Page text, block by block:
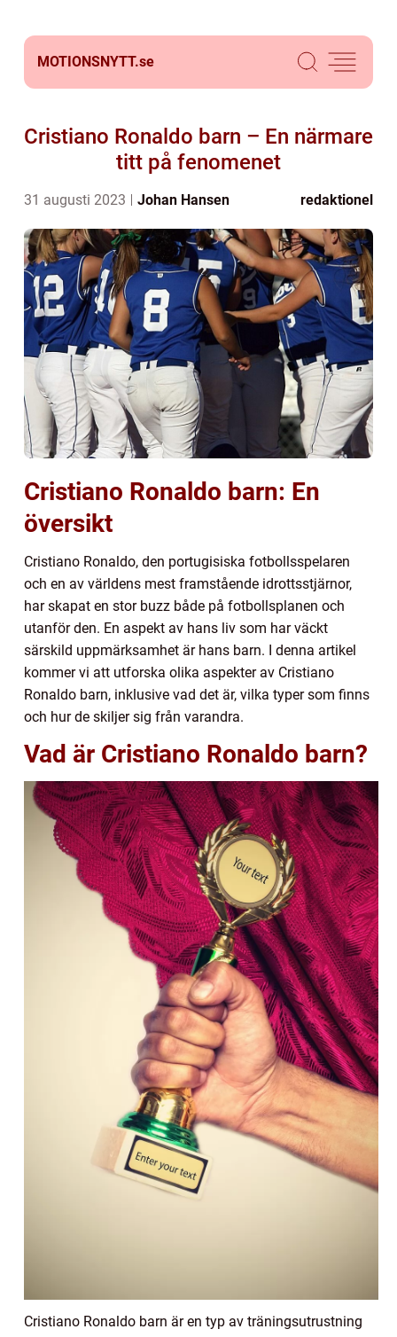
MOTIONSNYTT.se
Cristiano Ronaldo barn – En närmare
titt på fenomenet
31 augusti 2023 Johan Hansen redaktionel
Cristiano Ronaldo barn: En
översikt
Cristiano Ronaldo, den portugisiska fotbollsspelaren
och en av världens mest framstående idrottsstjärnor,
har skapat en stor buzz både på fotbollsplanen och
utanför den. En aspekt av hans liv som har väckt
särskild uppmärksamhet är hans barn. I denna artikel
kommer vi att utforska olika aspekter av Cristiano
Ronaldo barn, inklusive vad det är, vilka typer som finns
och hur de skiljer sig från varandra.
Vad är Cristiano Ronaldo barn?
Cristiano Ronaldo barn är en typ av träningsutrustning